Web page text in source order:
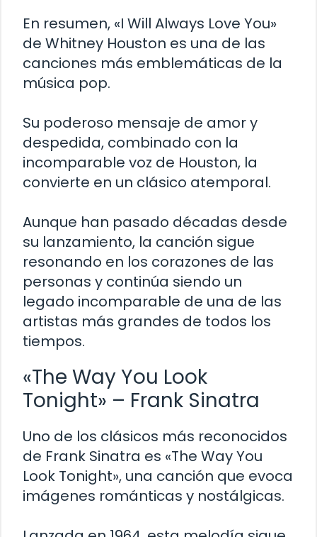
En resumen, «I Will Always Love You»
de Whitney Houston es una de las
canciones más emblemáticas de la
música pop.
Su poderoso mensaje de amor y
despedida, combinado con la
incomparable voz de Houston, la
convierte en un clásico atemporal.
Aunque han pasado décadas desde
su lanzamiento, la canción sigue
resonando en los corazones de las
personas y continúa siendo un
legado incomparable de una de las
artistas más grandes de todos los
tiempos.
«The Way You Look
Tonight» – Frank Sinatra
Uno de los clásicos más reconocidos
de Frank Sinatra es «The Way You
Look Tonight», una canción que evoca
imágenes románticas y nostálgicas.